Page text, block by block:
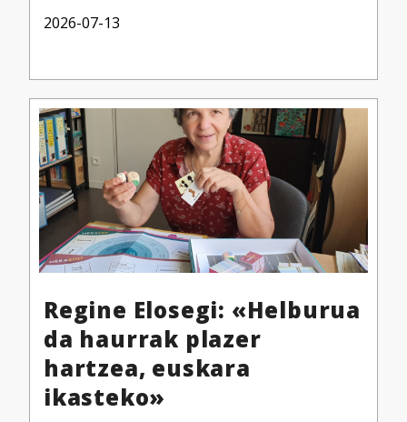
2026-07-13
Regine Elosegi: «Helburua
da haurrak plazer
hartzea, euskara
ikasteko»